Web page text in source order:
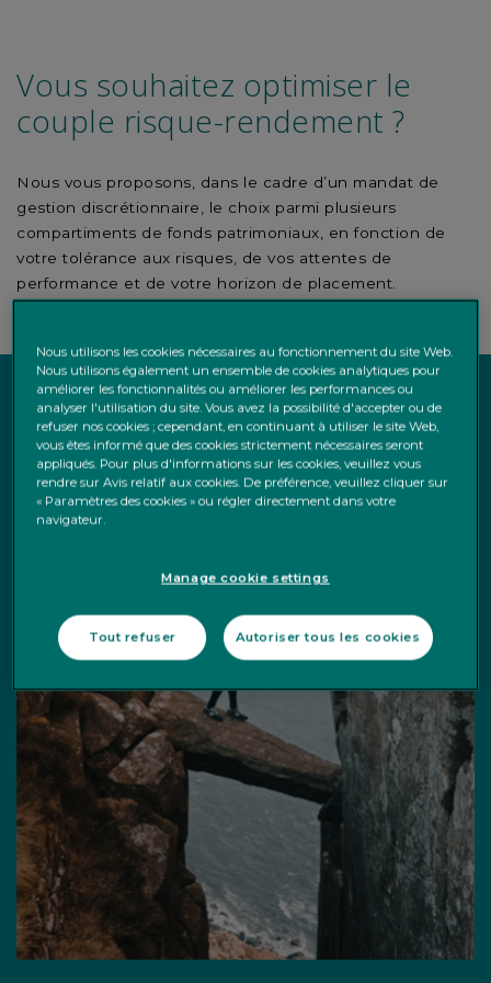
Vous souhaitez optimiser le
couple risque-rendement ?
Nous vous proposons, dans le cadre d’un mandat de
gestion discrétionnaire, le choix parmi plusieurs
compartiments de fonds patrimoniaux, en fonction de
votre tolérance aux risques, de vos attentes de
performance et de votre horizon de placement.
Les caractéristiques
en un clin d'œil
Nous utilisons les cookies nécessaires au fonctionnement du site Web.
Nous utilisons également un ensemble de cookies analytiques pour
améliorer les fonctionnalités ou améliorer les performances ou
analyser l'utilisation du site. Vous avez la possibilité d'accepter ou de
refuser nos cookies ; cependant, en continuant à utiliser le site Web,
vous êtes informé que des cookies strictement nécessaires seront
appliqués. Pour plus d'informations sur les cookies, veuillez vous
rendre sur Avis relatif aux cookies. De préférence, veuillez cliquer sur
« Paramètres des cookies » ou régler directement dans votre
navigateur.
Manage cookie settings
Tout refuser Autoriser tous les cookies